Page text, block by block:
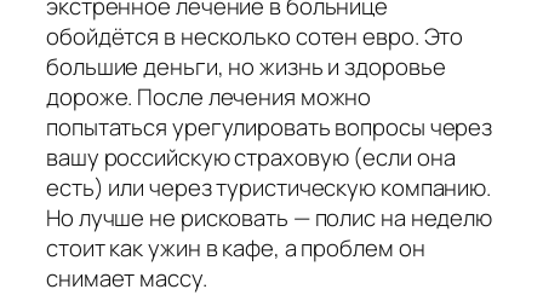
обойдётся в несколько сотен евро. Это
большие деньги, но жизнь и здоровье
дороже. После лечения можно
попытаться урегулировать вопросы через
вашу российскую страховую (если она
есть) или через туристическую компанию.
Но лучше не рисковать — полис на неделю
стоит как ужин в кафе, а проблем он
снимает массу.